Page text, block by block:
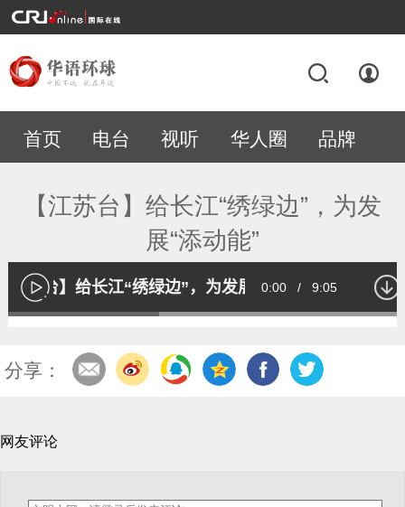
首页 电台 视听 华人圈 品牌
专题
【江苏台】给长江“绣绿边”，为发
展“添动能”
播
放
江苏台】给长江“绣绿边”，为发展“添动能”
Current
0:00 / Duration
9:05
Loaded:
分享：
网友评论